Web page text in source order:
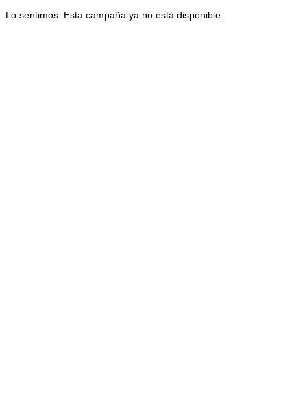
Lo sentimos. Esta campaña ya no está disponible.